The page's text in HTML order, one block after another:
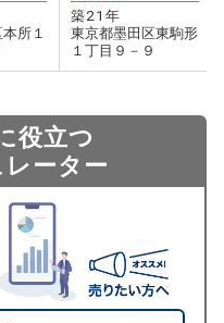
所１
築21 年
東京都墨田区東駒形
１丁目９－９
役立つ
ーター